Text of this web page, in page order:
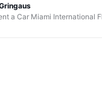
a Car Miami International